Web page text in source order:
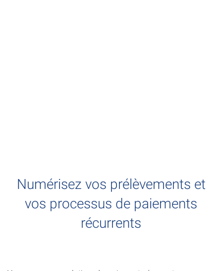
Numérisez vos prélèvements et
vos processus de paiements
récurrents